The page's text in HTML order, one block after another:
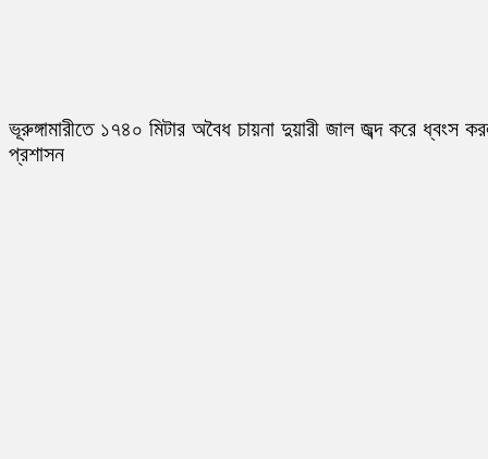
ভূরুঙ্গামারীতে ১৭৪০ মিটার অবৈধ চায়না দুয়ারী জাল জব্দ করে ধ্বংস
প্রশাসন